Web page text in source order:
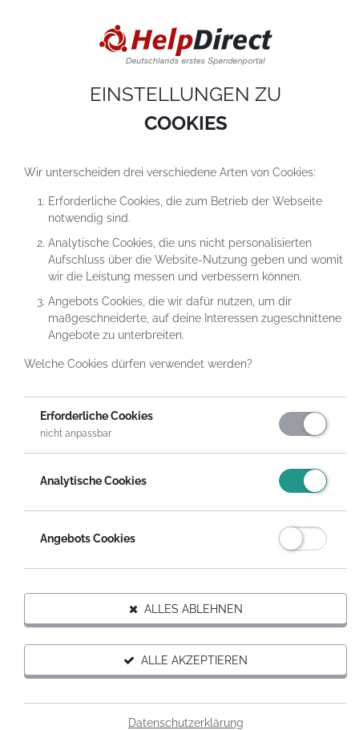
Cookies sind kleine Textdateien, die auf einem Computer heruntergeladen
sobald du unsere Website nutzt. Cookies setzen wir hauptsächlich dazu ein,
du unser Angebot richtig nutzen kannst. Mehr erfährst du in
SPENDEN MIT SPENDENGUTSCHEIN
EINSTELLUNGEN ZU
COOKIES
Wir unterscheiden drei verschiedene Arten von Cookies:
Erforderliche Cookies, die zum Betrieb der Webseite
notwendig sind.
Analytische Cookies, die uns nicht personalisierten
Aufschluss über die Website-Nutzung geben und womit
wir die Leistung messen und verbessern können.
Angebots Cookies, die wir dafür nutzen, um dir
maßgeschneiderte, auf deine Interessen zugeschnittene
Angebote zu unterbreiten.
Welche Cookies dürfen verwendet werden?
Erforderliche Cookies
nicht anpassbar
Analytische Cookies
Angebots Cookies
ALLES ABLEHNEN
ALLE AKZEPTIEREN
Datenschutzerklärung